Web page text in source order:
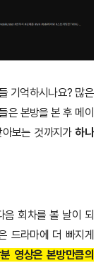
기억하시나요? 많은
은 본방을 본 후 메이
아보는 것까지가하나
음 회차를 볼 날이 되
드라마에 더 빠지게
영상은 본방만큼의